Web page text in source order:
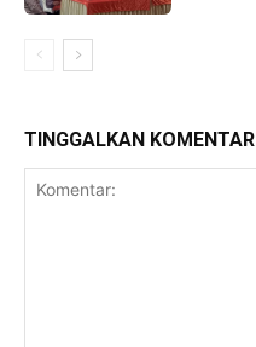
TINGGALKAN KOMENTAR